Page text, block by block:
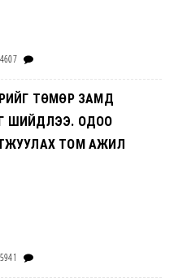
ТӨМӨР ЗАМД
ШИЙДЛЭЭ. ОДОО
ТОМ АЖИЛ